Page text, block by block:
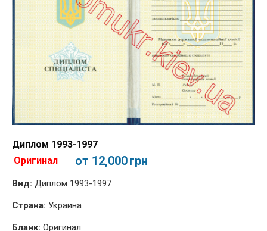
Диплом 1993-1997
Оригинал
от 12,000грн
Вид: Диплом 1993-1997
Страна: Украина
Бланк: Оригинал